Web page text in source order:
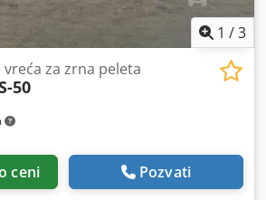
1 /3
za zrna peleta
50
ceni Pozvati